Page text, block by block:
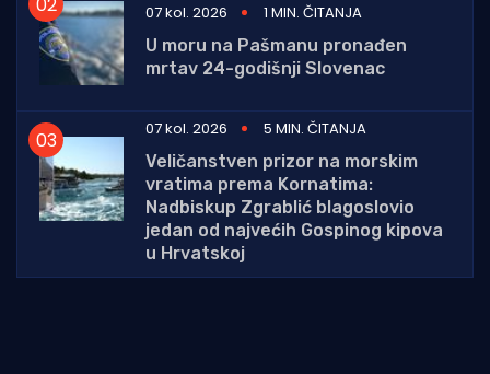
07 kol. 2026
1 MIN. ČITANJA
U moru na Pašmanu pronađen
mrtav 24-godišnji Slovenac
07 kol. 2026
5 MIN. ČITANJA
Veličanstven prizor na morskim
vratima prema Kornatima:
Nadbiskup Zgrablić blagoslovio
jedan od najvećih Gospinog kipova
u Hrvatskoj